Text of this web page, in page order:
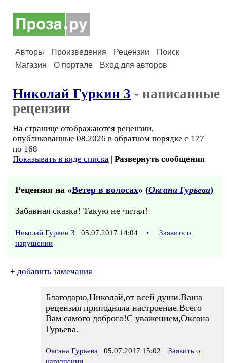
Авторы Произведения Рецензии
Поиск
Магазин
О портале Вход для авторов
Николай Гуркин 3 - написанные
рецензии
На странице отображаются рецензии,
опубликованные 08.2026 в обратном порядке с 177
по 168
Показывать в виде списка | Развернуть сообщения
Рецензия на «Ветер в волосах» (Оксана Гурьева)
Забавная сказка! Такую не читал!
Николай Гуркин 3 05.07.2017 14:04 •
Заявить о
нарушении
+ добавить замечания
Благодарю,Николай,от всей души.Ваша
рецензия приподняла настроение.Всего
Вам самого доброго!С уважением,Оксана
Гурьева.
Оксана Гурьева 05.07.2017 15:02
Заявить о